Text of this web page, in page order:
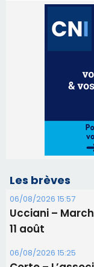
Les brèves
Ucciani –
Corte –
projection
Alata - Soirée
Benedetto
05/08/2026 09:53
Biguglia :
procession le 14